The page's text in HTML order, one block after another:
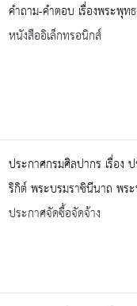
คำถาม-คำตอบ เรื่องพระพุทธ
หนังสืออิเล็กทรอนิกส์
ประกาศกรมศิลปากร เรื่อง
ริกิต์ พระบรมราชินีนาถ พร
ประกาศจัดซื้อจัดจ้าง